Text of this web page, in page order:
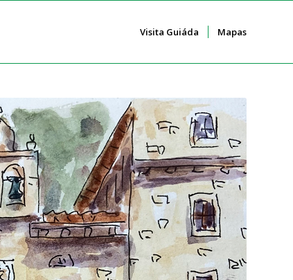
Visita Guiáda Mapas